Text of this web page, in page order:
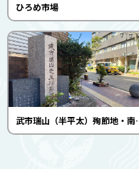
ひろめ市場
武市瑞山